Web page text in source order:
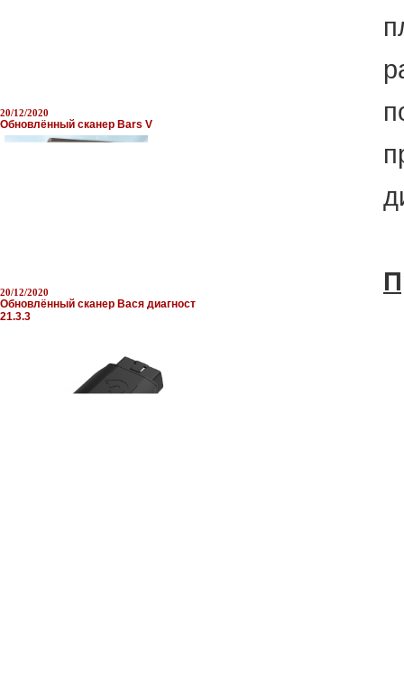
20/12/2020
Обновлённый сканер Bars V
20/12/2020
Обновлённый сканер Вася диагност
21.3.3